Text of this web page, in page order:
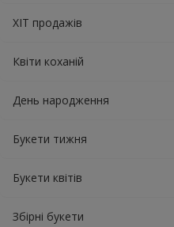
ХІТ продажів
Квіти коханій
День народження
Букети тижня
Букети квітів
Збірні букети